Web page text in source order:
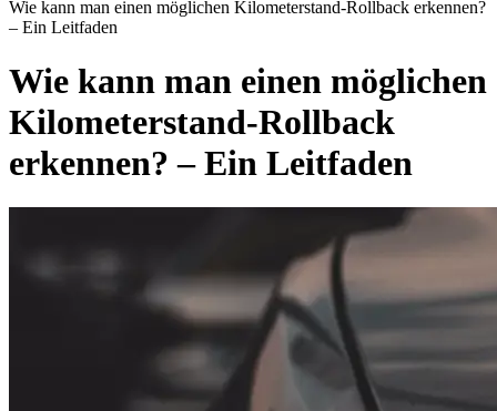
Wie kann man einen möglichen Kilometerstand-Rollback erkennen?
– Ein Leitfaden
Wie kann man einen möglichen
Kilometerstand-Rollback
erkennen? – Ein Leitfaden